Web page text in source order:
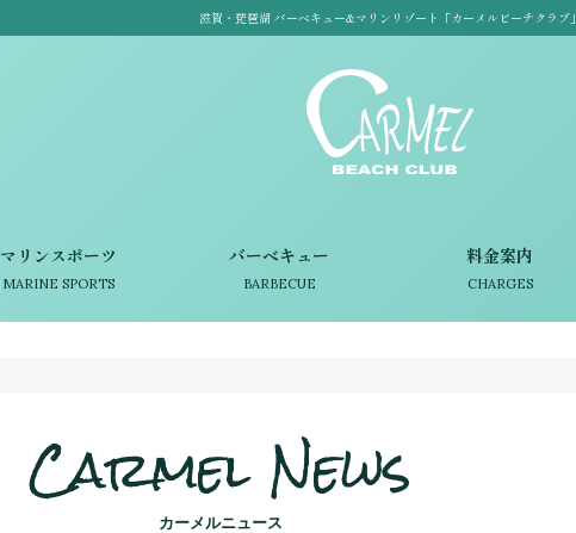
滋賀・琵琶湖 バーベキュー&マリンリゾート「カーメルビーチクラブ」
マリンスポーツ
MARINE SPORTS
バーベキュー
BARBECUE
料金案内
CHARGES
Carmel News
カーメルニュース